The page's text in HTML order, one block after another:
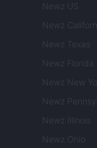
Newz US
Newz
Newz Texas
Newz Florida
Newz New
Newz
Newz Illinois
Newz Ohio